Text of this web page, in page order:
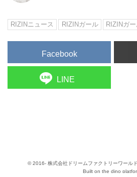
RIZINニュース RIZINガール RIZINガ
Facebook
LINE
© 2016- 株式会社ドリームファクトリーワール
Built on the dino